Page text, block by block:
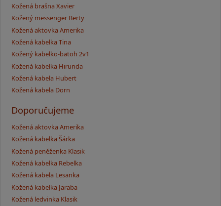
Kožená brašna Xavier
Kožený messenger Berty
Kožená aktovka Amerika
Kožená kabelka Tina
Kožený kabelko-batoh 2v1
Kožená kabelka Hirunda
Kožená kabela Hubert
Kožená kabela Dorn
Doporučujeme
Kožená aktovka Amerika
Kožená kabelka Šárka
Kožená peněženka Klasik
Kožená kabelka Rebelka
Kožená kabela Lesanka
Kožená kabelka Jaraba
Kožená ledvinka Klasik